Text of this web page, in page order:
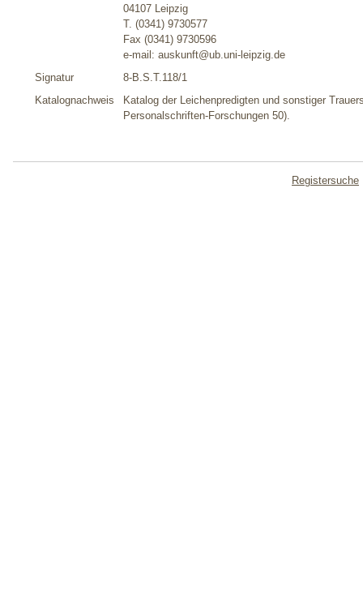
04107 Leipzig
T. (0341) 9730577
Fax (0341) 9730596
e-mail: auskunft@ub.uni-leipzig.de
Signatur
8-B.S.T.118/1
Katalognachweis
Katalog der Leichenpredigten und sonstiger
Personalschriften-Forschungen 50).
Registersuche